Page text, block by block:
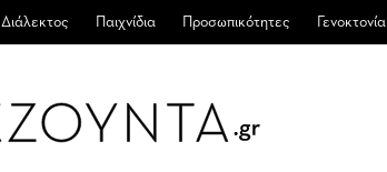
Διάλεκτος Παιχνίδια Προσωπικότητες Γενοκτονία